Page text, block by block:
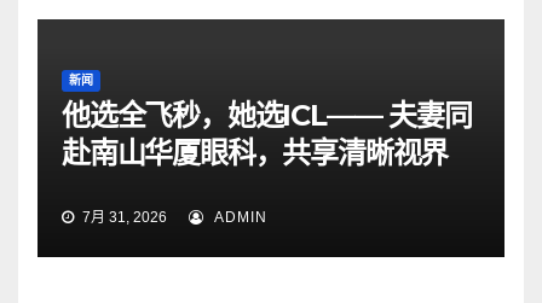
新闻
他选全飞秒，她选ICL—— 夫妻同
赴南山华厦眼科，共享清晰视界
7月 31, 2026 ADMIN